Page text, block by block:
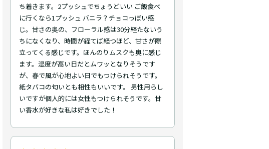
ち着きます。2プッシュでちょうどいい ご飯食べ
に行くなら1プッシュ バニラ？チョコっぽい感
じ。甘さの奥の、フローラル感は30分経たないう
ちになくなり、時間が経てば経つほど、甘さが際
立ってくる感じです。ほんのりムスクも奥に感じ
ます。湿度が高い日だとムワッとなりそうです
が、春で風が心地よい日でもつけられそうです。
紙タバコの匂いとも相性もいいです。 男性用らし
いですが個人的には女性もつけられそうです。甘
い香水が好きな私は好きでした！